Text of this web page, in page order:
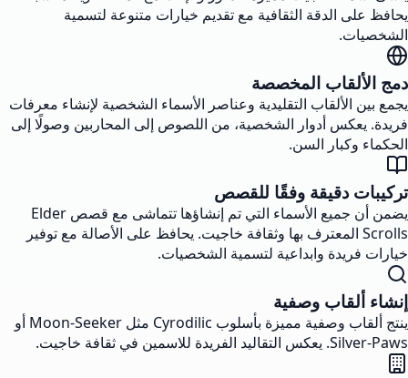
يحافظ على الدقة الثقافية مع تقديم خيارات متنوعة لتسمية
الشخصيات.
دمج الألقاب المخصصة
يجمع بين الألقاب التقليدية وعناصر الأسماء الشخصية لإنشاء معرفات
فريدة. يعكس أدوار الشخصية، من اللصوص إلى المحاربين وصولًا إلى
الحكماء وكبار السن.
تركيبات دقيقة وفقًا للقصص
يضمن أن جميع الأسماء التي تم إنشاؤها تتماشى مع قصص Elder
Scrolls المعترف بها وثقافة خاجيت. يحافظ على الأصالة مع توفير
خيارات فريدة وابداعية لتسمية الشخصيات.
إنشاء ألقاب وصفية
ينتج ألقاب وصفية مميزة بأسلوب Cyrodilic مثل Moon-Seeker أو
Silver-Paws. يعكس التقاليد الفريدة للاسمين في ثقافة خاجيت.